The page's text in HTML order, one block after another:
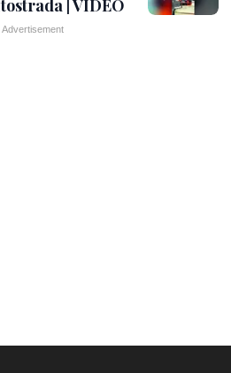
| VIDEO